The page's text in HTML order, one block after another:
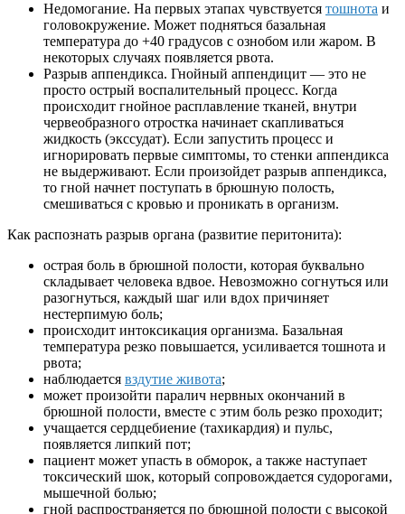
Недомогание. На первых этапах чувствуется тошнота и
головокружение. Может подняться базальная
температура до +40 градусов с ознобом или жаром. В
некоторых случаях появляется рвота.
Разрыв аппендикса. Гнойный аппендицит — это не
просто острый воспалительный процесс. Когда
происходит гнойное расплавление тканей, внутри
червеобразного отростка начинает скапливаться
жидкость (экссудат). Если запустить процесс и
игнорировать первые симптомы, то стенки аппендикса
не выдерживают. Если произойдет разрыв аппендикса,
то гной начнет поступать в брюшную полость,
смешиваться с кровью и проникать в организм.
Как распознать разрыв органа (развитие перитонита):
острая боль в брюшной полости, которая буквально
складывает человека вдвое. Невозможно согнуться или
разогнуться, каждый шаг или вдох причиняет
нестерпимую боль;
происходит интоксикация организма. Базальная
температура резко повышается, усиливается тошнота и
рвота;
наблюдается вздутие живота;
может произойти паралич нервных окончаний в
брюшной полости, вместе с этим боль резко проходит;
учащается сердцебиение (тахикардия) и пульс,
появляется липкий пот;
пациент может упасть в обморок, а также наступает
токсический шок, который сопровождается судорогами,
мышечной болью;
гной распространяется по брюшной полости с высокой